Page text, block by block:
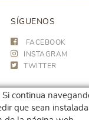
SÍGUENOS
FACEBOOK
INSTAGRAM
TWITTER
continua
que sean